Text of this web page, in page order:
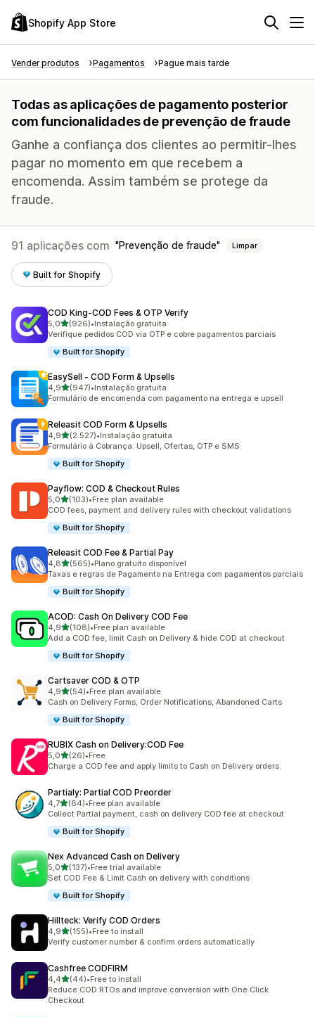
Shopify App Store
Vender produtos Pagamentos Pague mais tarde
Todas as aplicações de pagamento posterior
com funcionalidades de prevenção de fraude
Ganhe a confiança dos clientes ao permitir-lhes
pagar no momento em que recebem a
encomenda. Assim também se protege da
fraude.
91 aplicações com Prevenção de fraude Limpar
Built for Shopify
COD King‑COD Fees & OTP Verify
5,0de 5 estrelas
(926)
926 total de avaliações
•Instalação gratuita
Verifique pedidos COD via OTP e cobre pagamentos parciais
Built for Shopify
EasySell ‑ COD Form & Upsells
4,9de 5 estrelas
(947)
947 total de avaliações
•Instalação gratuita
Formulário de encomenda com pagamento na entrega e upsell
Releasit COD Form & Upsells
4,9de 5 estrelas
(2.527)
2527 total de avaliações
•Instalação gratuita
Formulário à Cobrança: Upsell, Ofertas, OTP e SMS
Built for Shopify
Payflow: COD & Checkout Rules
5,0de 5 estrelas
(103)
103 total de avaliações
•Free plan available
COD fees, payment and delivery rules with checkout validations
Built for Shopify
Releasit COD Fee & Partial Pay
4,8de 5 estrelas
(565)
565 total de avaliações
•Plano gratuito disponível
Taxas e regras de Pagamento na Entrega com pagamentos parciais
Built for Shopify
ACOD: Cash On Delivery COD Fee
4,9de 5 estrelas
(108)
108 total de avaliações
•Free plan available
Add a COD fee, limit Cash on Delivery & hide COD at checkout
Built for Shopify
Cartsaver COD & OTP
4,9de 5 estrelas
(54)
54 total de avaliações
•Free plan available
Cash on Delivery Forms, Order Notifications, Abandoned Carts
Built for Shopify
RUBIX Cash on Delivery:COD Fee
5,0de 5 estrelas
(26)
26 total de avaliações
•Free
Charge a COD fee and apply limits to Cash on Delivery orders.
Partialy: Partial COD Preorder
4,7de 5 estrelas
(64)
64 total de avaliações
•Free plan available
Collect Partial payment, cash on delivery COD fee at checkout
Built for Shopify
Nex Advanced Cash on Delivery
5,0de 5 estrelas
(137)
137 total de avaliações
•Free trial available
Set COD Fee & Limit Cash on delivery with conditions
Built for Shopify
Hillteck: Verify COD Orders
4,9de 5 estrelas
(155)
155 total de avaliações
•Free to install
Verify customer number & confirm orders automatically
Cashfree CODFIRM
4,4de 5 estrelas
(44)
44 total de avaliações
•Free to install
Reduce COD RTOs and improve conversion with One Click
Checkout